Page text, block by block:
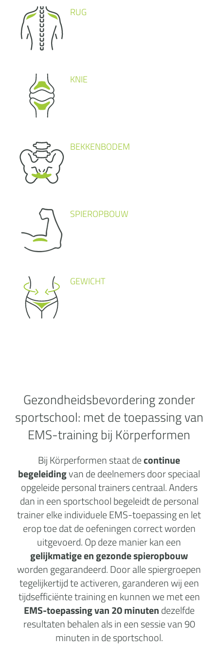
RUG
KNIE
BEKKENBODEM
SPIEROPBOUW
GEWICHT
Gezondheidsbevordering zonder
sportschool: met de toepassing van
EMS-training bij Körperformen
Bij Körperformen staat decontinue
begeleidingvan de deelnemers door speciaal
opgeleide personal trainers centraal. Anders
dan in een sportschool begeleidt de personal
trainer elke individuele EMS-toepassing en let
erop toe dat de oefeningen correct worden
uitgevoerd. Op deze manier kan een
gelijkmatige en gezonde spieropbouw
worden gegarandeerd. Door alle spiergroepen
tegelijkertijd te activeren, garanderen wij een
tijdsefficiënte training en kunnen we met een
EMS-toepassing van 20 minutendezelfde
resultaten behalen als in een sessie van 90
minuten in de sportschool.